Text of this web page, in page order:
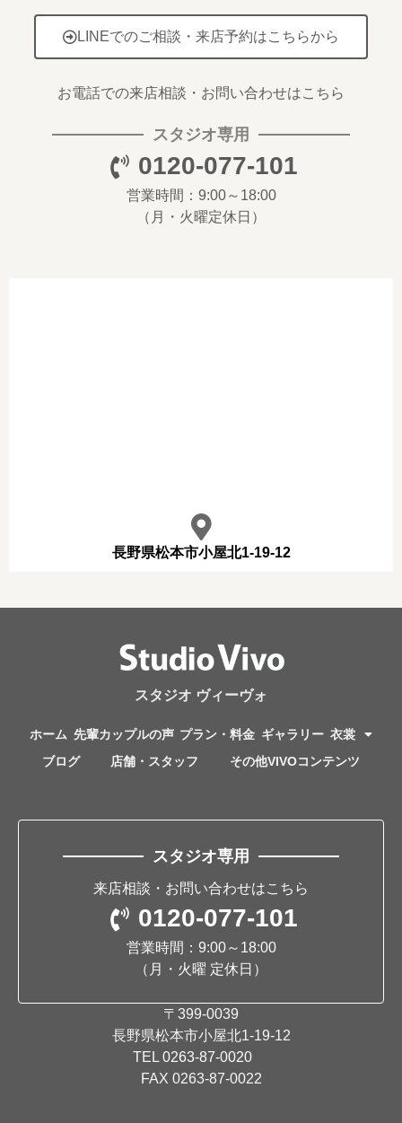
LINEでのご相談・来店予約はこちらから
お電話での来店相談・お問い合わせはこちら
スタジオ専用
0120-077-101
営業時間：9:00～18:00
（月・火曜定休日）
長野県松本市小屋北1-19-12
スタジオ ヴィーヴォ
ホーム 先輩カップルの声 プラン・料金 ギャラリー 衣裳
ブログ
店舗・スタッフ その他VIVOコンテンツ
スタジオ専用
来店相談・お問い合わせはこちら
0120-077-101
営業時間：9:00～18:00
（月・火曜 定休日）
〒399-0039
長野県松本市小屋北1-19-12
TEL 0263-87-0020
FAX 0263-87-0022